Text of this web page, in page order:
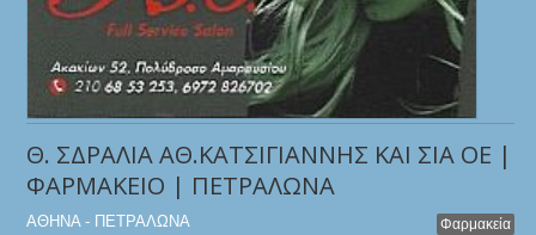
Θ. ΣΔΡΑΛΙΑ ΑΘ.ΚΑΤΣΙΓΙΑΝΝΗΣ ΚΑΙ ΣΙΑ ΟΕ |
ΦΑΡΜΑΚΕΙΟ | ΠΕΤΡΑΛΩΝΑ
Φαρμακεία
ΑΘΗΝΑ - ΠΕΤΡΑΛΩΝΑ